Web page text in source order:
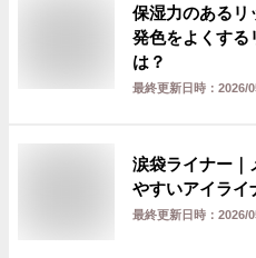
保湿力のあるリ
発色をよくする
は？
最終更新日時： 2026/
涙袋ライナー｜
やすいアイライ
最終更新日時： 2026/